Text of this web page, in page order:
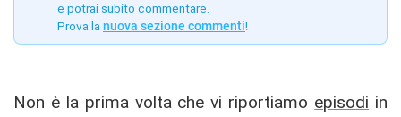
e potrai subito commentare.
Prova la nuova sezione commenti!
Non è la prima volta che vi riportiamo episodi in